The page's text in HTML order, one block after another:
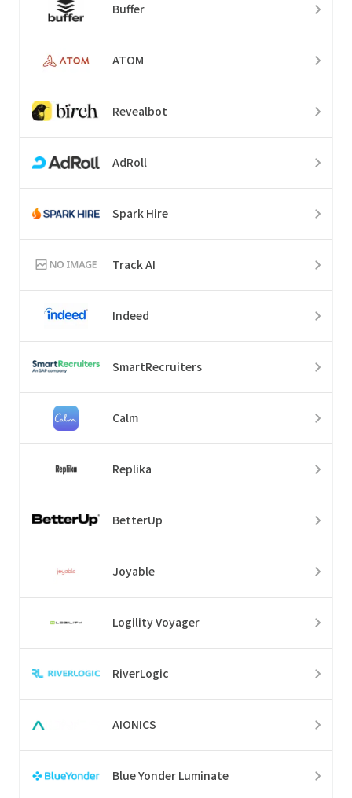
Buffer
ATOM
Revealbot
AdRoll
Spark Hire
Track AI
Indeed
SmartRecruiters
Calm
Replika
BetterUp
Joyable
Logility Voyager
RiverLogic
AIONICS
Blue Yonder Luminate